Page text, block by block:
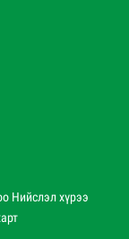
Нийслэл хүрээ